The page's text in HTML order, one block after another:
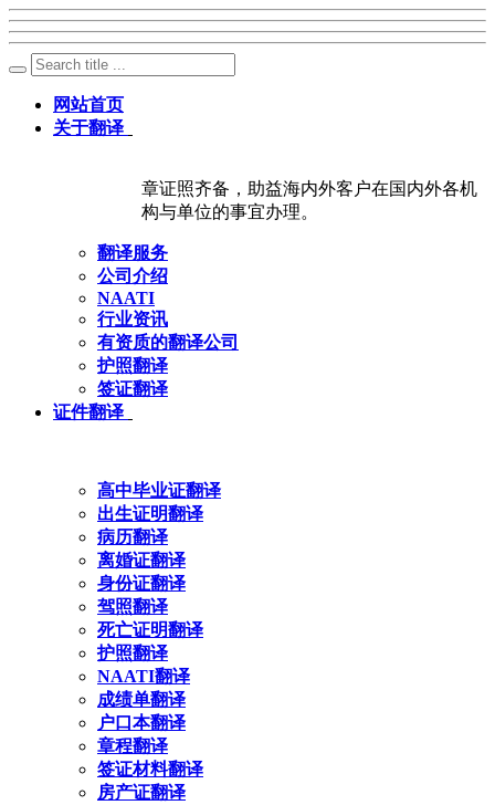
网站首页
关于翻译
章证照齐备，助益海内外客户在国内外各机
构与单位的事宜办理。
翻译服务
公司介绍
NAATI
行业资讯
有资质的翻译公司
护照翻译
签证翻译
证件翻译
高中毕业证翻译
出生证明翻译
病历翻译
离婚证翻译
身份证翻译
驾照翻译
死亡证明翻译
护照翻译
NAATI翻译
成绩单翻译
户口本翻译
章程翻译
签证材料翻译
房产证翻译